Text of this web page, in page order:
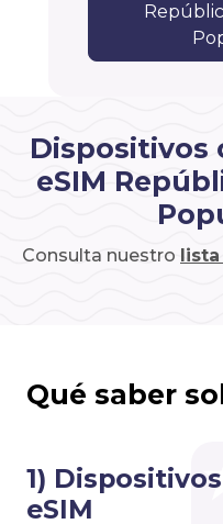
Dispositivos
eSIM
Consulta nuestro
Qué saber
1)
eSIM